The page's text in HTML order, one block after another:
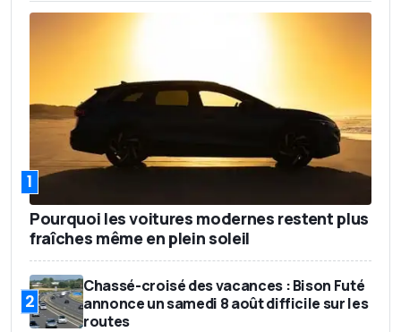
1
Pourquoi les voitures modernes restent plus
fraîches même en plein soleil
2
Chassé-croisé des vacances : Bison Futé
annonce un samedi 8 août difficile sur les
routes